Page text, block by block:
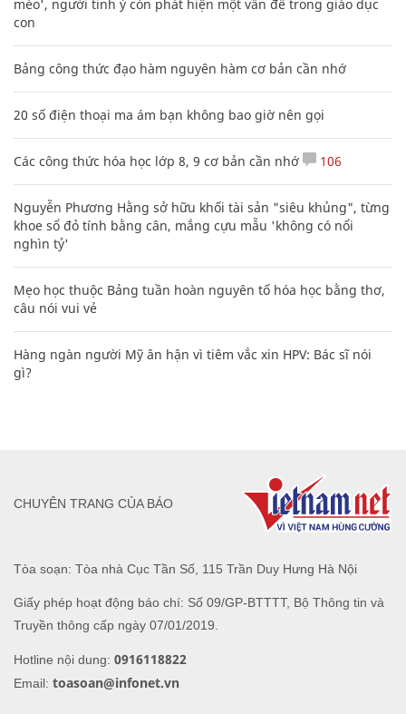
mèo', người tinh ý còn phát hiện một vấn đề trong giáo dục
con
Bảng công thức đạo hàm nguyên hàm cơ bản cần nhớ
20 số điện thoại ma ám bạn không bao giờ nên gọi
Các công thức hóa học lớp 8, 9 cơ bản cần nhớ 106
Nguyễn Phương Hằng sở hữu khối tài sản "siêu khủng", từng
khoe sổ đỏ tính bằng cân, mắng cựu mẫu 'không có nổi
nghìn tỷ'
Mẹo học thuộc Bảng tuần hoàn nguyên tố hóa học bằng thơ,
câu nói vui vẻ
Hàng ngàn người Mỹ ân hận vì tiêm vắc xin HPV: Bác sĩ nói
gì?
Tòa soạn: Tòa nhà Cục Tần Số, 115 Trần Duy Hưng Hà Nội
Giấy phép hoạt động báo chí: Số 09/GP-BTTTT, Bộ Thông tin và
Truyền thông cấp ngày 07/01/2019.
Hotline nội dung: 0916118822
Email: toasoan@infonet.vn
CHUYÊN TRANG CỦA BÁO